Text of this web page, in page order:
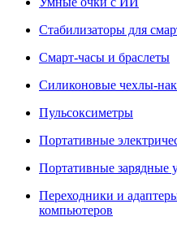
Стабилизаторы для
Смарт-часы и браслеты
Силиконовые чехлы-
Пульсоксиметры
Портативные
Портативные зарядные
Переходники и
компьютеров